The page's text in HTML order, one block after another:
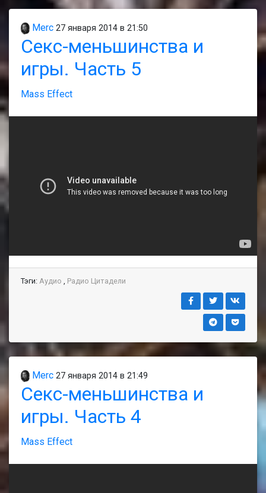
Merc 27 января 2014 в 21:50
Секс-меньшинства и
игры. Часть 5
Mass Effect
Тэги: Аудио Радио Цитадели
Merc 27 января 2014 в 21:49
Секс-меньшинства и
игры. Часть 4
Mass Effect